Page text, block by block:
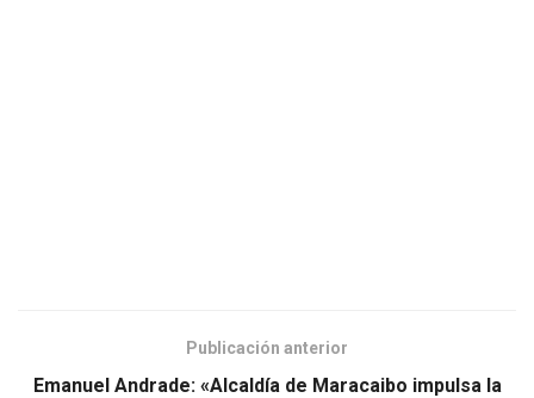
Publicación anterior
Emanuel Andrade: «Alcaldía de Maracaibo impulsa la